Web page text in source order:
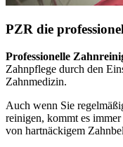
PZR die
Professionelle
Zahnpflege durch den
Zahnmedizin.
Auch wenn Sie
reinigen, kommt es
von hartnäckigem